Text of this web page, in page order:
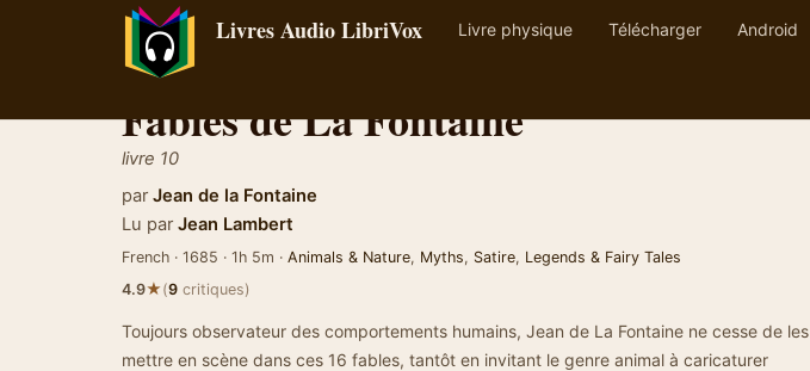
Livres Audio LibriVox Livre physique Télécharger Android
Fables de La Fontaine
livre 10
par Jean de la Fontaine
Lu par Jean Lambert
French · 1685 · 1h 5m · Animals & Nature, Myths, Satire, Legends & Fairy Tales
4.9★(9 critiques)
Toujours observateur des comportements humains, Jean de La Fontaine ne cesse de les
mettre en scène dans ces 16 fables, tantôt en invitant le genre animal à caricaturer